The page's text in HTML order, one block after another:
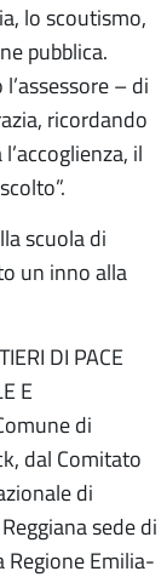
lo scoutismo,
pubblica.
– di
ricordando
il
scuola di
un inno alla
DI PACE
E
di
dal Comitato
di
sede di
Regione Emilia-